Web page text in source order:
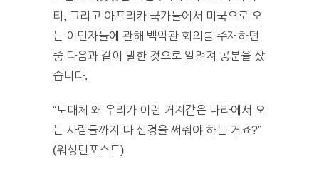
티, 그리고 아프리카 국가들에서 미국으로 오
는 이민자들에 관해 백악관 회의를 주재하던
중 다음과 같이 말한 것으로 알려져 공분을 샀
습니다.
“도대체 왜 우리가 이런 거지같은 나라에서 오
는 사람들까지 다 신경을 써줘야 하는 거죠?”
(워싱턴포스트)